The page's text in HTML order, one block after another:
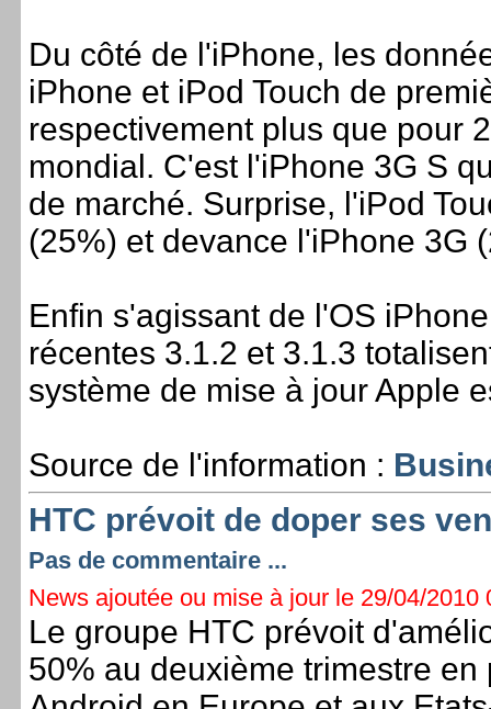
Du côté de l'iPhone, les
iPhone et iPod Touch de
respectivement plus que pour
mondial. C'est l'iPhone 3G S
de marché. Surprise, l'iPod
(25%) et devance l'iPhone 3G
Enfin s'agissant de l'OS
récentes 3.1.2 et 3.1.3
système de mise à jour Apple
Source de l'information :
HTC prévoit de doper ses
Pas de commentaire ...
News ajoutée ou mise à jour le 29/04/2010
Le groupe HTC prévoit
50% au deuxième trimestre